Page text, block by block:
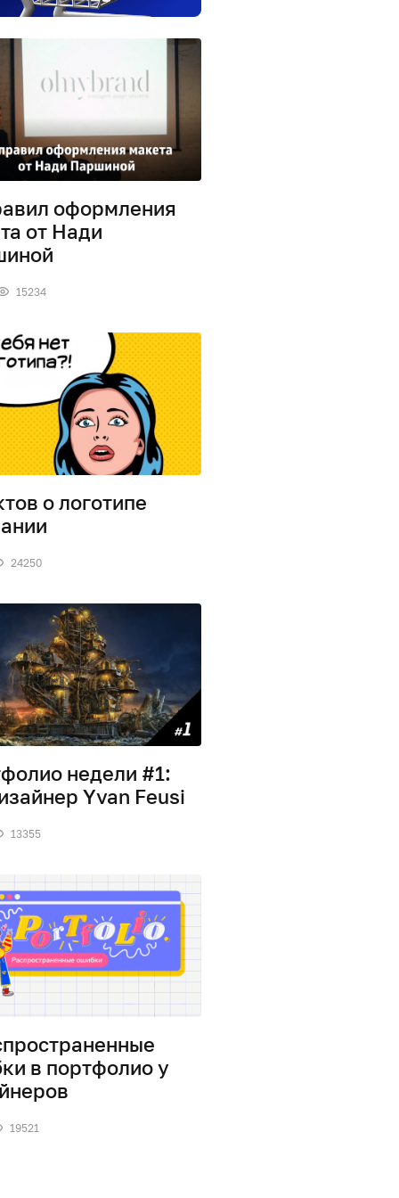
оформления
от Нади
15234
о логотипе
24250
недели #1:
Yvan Feusi
13355
в портфолио у
19521